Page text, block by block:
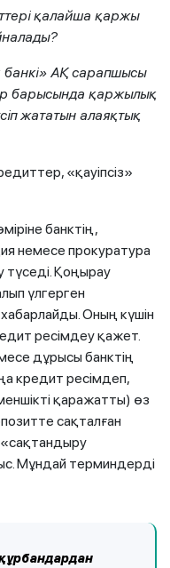
қалайша қаржы
» АҚ сарапшысы
барысында қаржылық
жататын алаяқтық
«қауіпсіз»
банктің,
немесе прокуратура
түседі. Қоңырау
үлгерген
Оның күшін
ресімдеу қажет.
дұрысы банктің
кредит ресімдеп,
қаражатты) өз
сақталған
Мұндай терминдерді